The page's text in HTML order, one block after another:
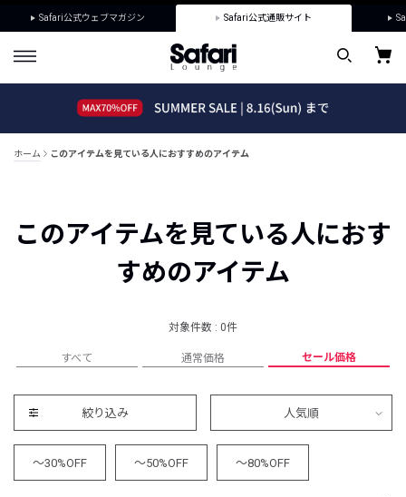
Safari公式ウェブマガジン Safari公式通販サイト
ホーム このアイテムを見ている人におすすめのアイテム
このアイテムを見ている人におす
すめのアイテム
対象件数 : 0件
すべて 通常価格 セール価格
絞り込み 人気順
～30%OFF ～50%OFF ～80%OFF